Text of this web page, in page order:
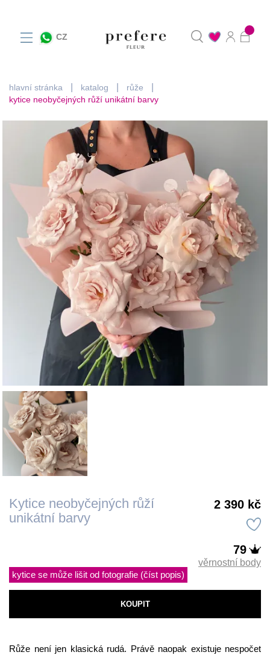
CZ
hlavní stránka katalog
růže
kytice neobyčejných růží unikátní barvy
Kytice neobyčejných růží
unikátní barvy
2 390 kč
79
věrnostní body
kytice se může lišit od fotografie (číst popis)
KOUPIT
Růže není jen klasická rudá. Právě naopak existuje nespočet